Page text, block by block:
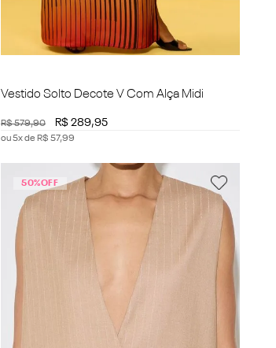
Vestido Solto Decote V Com Alça Midi
R$579,90 R$ 289,95
ou5x de R$ 57,99
50%OFF